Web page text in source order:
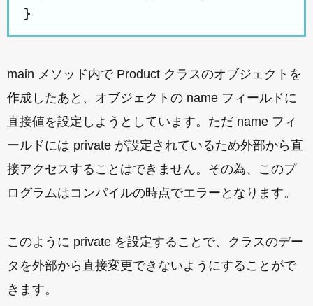
main メソッド内で Product クラスのオブジェクトを
作成したあと、オブジェクトの name フィールドに
直接値を設定しようとしています。ただ name フィ
ールドには private が設定されているため外部から直
接アクセスすることはできません。その為、このプ
ログラムはコンパイルの時点でエラーとなります。
このように private を設定することで、クラスのデー
タを外部から直接変更できないようにすることがで
きます。